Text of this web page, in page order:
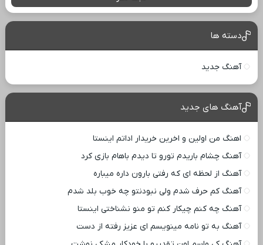
دسته ها
آهنگ جدید
آهنگ های جدید
اهنگ من اولین و اخرین خریدار اداتم اینستا
آهنگ چشام باریدم تورو تا دیدم باهام بازی کرد
آهنگ از لحظه ای که رفتی بارون داره میباره
آهنگ کم حرف شدم ولی نبودنتو چه خوب بلد شدم
آهنگ چه کنم چیکار کنم تو منو نشناختی اینستا
آهنگ به تو نامه مینویسم ای عزیز رفته از دست